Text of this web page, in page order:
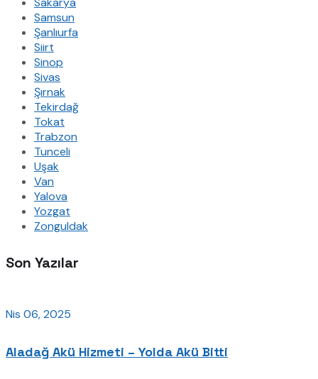
Samsun
Şanlıurfa
Siirt
Sinop
Sivas
Şırnak
Tekirdağ
Tokat
Trabzon
Tunceli
Uşak
Van
Yalova
Yozgat
Zonguldak
Son Yazılar
Nis 06, 2025
Aladağ Akü Hizmeti – Yolda Akü Bitti